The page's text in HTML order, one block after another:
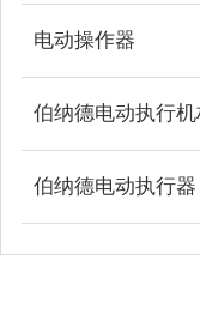
电动操作器
伯纳德电动执行机
伯纳德电动执行器